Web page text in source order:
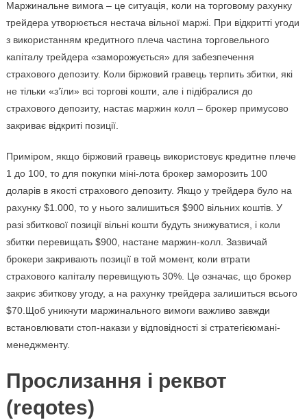
Маржинальне вимога – це ситуація, коли на торговому рахунку
трейдера утворюється нестача вільної маржі. При відкритті угоди
з використанням кредитного плеча частина торговельного
капіталу трейдера «заморожується» для забезпечення
страхового депозиту. Коли біржовий гравець терпить збитки, які
не тільки «з’їли» всі торгові кошти, але і підібралися до
страхового депозиту, настає маржин колл – брокер примусово
закриває відкриті позиції.
Приміром, якщо біржовий гравець використовує кредитне плече
1 до 100, то для покупки міні-лота брокер заморозить 100
доларів в якості страхового депозиту. Якщо у трейдера було на
рахунку $1.000, то у нього залишиться $900 вільних коштів. У
разі збиткової позиції вільні кошти будуть знижуватися, і коли
збитки перевищать $900, настане маржин-колл. Зазвичай
брокери закривають позиції в той момент, коли втрати
страхового капіталу перевищують 30%. Це означає, що брокер
закриє збиткову угоду, а на рахунку трейдера залишиться всього
$70.Щоб уникнути маржинального вимоги важливо завжди
встановлювати стоп-накази у відповідності зі стратегієюмані-
менеджменту.
Прослизання і реквот
(reqotes)